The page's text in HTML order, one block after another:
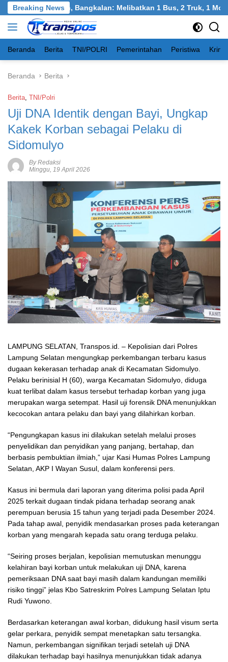
Langsung
ke
konten
Breaking News
Burneh, Bangkalan: Melibatkan 1 Bus, 2 Truk, 1 Mobil, 1
Beranda Berita TNI/POLRI Pemerintahan Peristiwa
Beranda Berita
Berita, TNI/Polri
Uji DNA Identik dengan Bayi, Ungkap
Kakek Korban sebagai Pelaku di
Sidomulyo
By Redaksi
Minggu, 19 April 2026
LAMPUNG SELATAN, Transpos.id. – Kepolisian dari Polres
Lampung Selatan mengungkap perkembangan terbaru kasus
dugaan kekerasan terhadap anak di Kecamatan Sidomulyo.
Pelaku berinisial H (60), warga Kecamatan Sidomulyo, diduga
kuat terlibat dalam kasus tersebut terhadap korban yang juga
merupakan warga setempat. Hasil uji forensik DNA menunjukkan
kecocokan antara pelaku dan bayi yang dilahirkan korban.
“Pengungkapan kasus ini dilakukan setelah melalui proses
penyelidikan dan penyidikan yang panjang, bertahap, dan
berbasis pembuktian ilmiah,” ujar Kasi Humas Polres Lampung
Selatan, AKP I Wayan Susul, dalam konferensi pers.
Kasus ini bermula dari laporan yang diterima polisi pada April
2025 terkait dugaan tindak pidana terhadap seorang anak
perempuan berusia 15 tahun yang terjadi pada Desember 2024.
Pada tahap awal, penyidik mendasarkan proses pada keterangan
korban yang mengarah kepada satu orang terduga pelaku.
“Seiring proses berjalan, kepolisian memutuskan menunggu
kelahiran bayi korban untuk melakukan uji DNA, karena
pemeriksaan DNA saat bayi masih dalam kandungan memiliki
risiko tinggi” jelas Kbo Satreskrim Polres Lampung Selatan Iptu
Rudi Yuwono.
Berdasarkan keterangan awal korban, didukung hasil visum serta
gelar perkara, penyidik sempat menetapkan satu tersangka.
Namun, perkembangan signifikan terjadi setelah uji DNA
dilakukan terhadap bayi hasilnya menunjukkan tidak adanya